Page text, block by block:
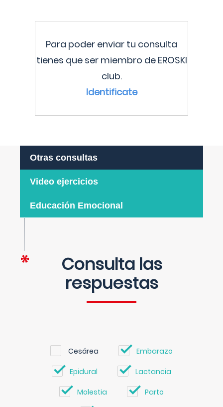
Para poder enviar tu consulta
tienes que ser miembro de EROSKI
club.
Identificate
Otras consultas
Video ejercicios
Educación Emocional
Consulta las
respuestas
Cesárea Embarazo
Epidural Lactancia
Molestia Parto